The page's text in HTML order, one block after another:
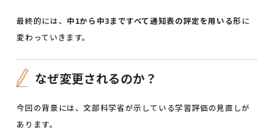
最終的には、 中1から中3まですべて通知表の評定を用いる形に
変わっていきます。
なぜ変更されるのか？
今回の背景には、文部科学省が示している学習評価の見直しが
あります。